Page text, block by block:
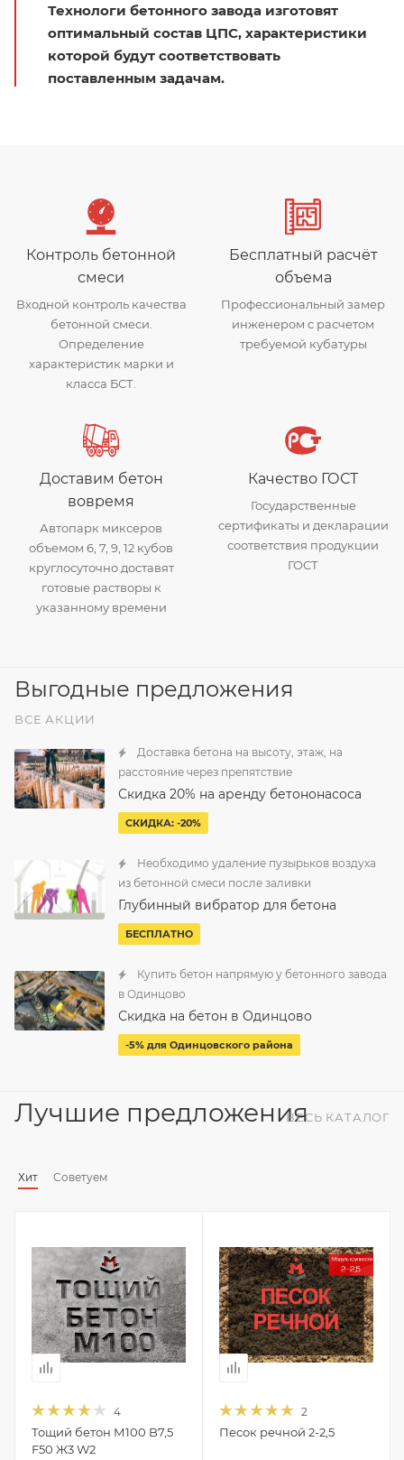
Технологи бетонного завода изготовят
оптимальный состав ЦПС, характеристики
которой будут соответствовать
поставленным задачам.
Контроль бетонной
смеси
Входной контроль качества
бетонной смеси.
Определение
характеристик марки и
класса БСТ.
Бесплатный расчёт
объема
Профессиональный замер
инженером с расчетом
требуемой кубатуры
Доставим бетон
вовремя
Автопарк миксеров
объемом 6, 7, 9, 12 кубов
круглосуточно доставят
готовые растворы к
указанному времени
Качество ГОСТ
Государственные
сертификаты и декларации
соответствия продукции
ГОСТ
Выгодные предложения
ВСЕ АКЦИИ
Доставка бетона на высоту, этаж, на
расстояние через препятствие
Скидка 20% на аренду бетононасоса
СКИДКА: -20%
Необходимо удаление пузырьков воздуха
из бетонной смеси после заливки
Глубинный вибратор для бетона
БЕСПЛАТНО
Купить бетон напрямую у бетонного завода
в Одинцово
Скидка на бетон в Одинцово
-5% для Одинцовского района
Лучшие предложения
Хит Советуем
ВЕСЬ КАТАЛОГ
4
Тощий бетон М100 B7,5
F50 Ж3 W2
2
Песок речной 2-2,5